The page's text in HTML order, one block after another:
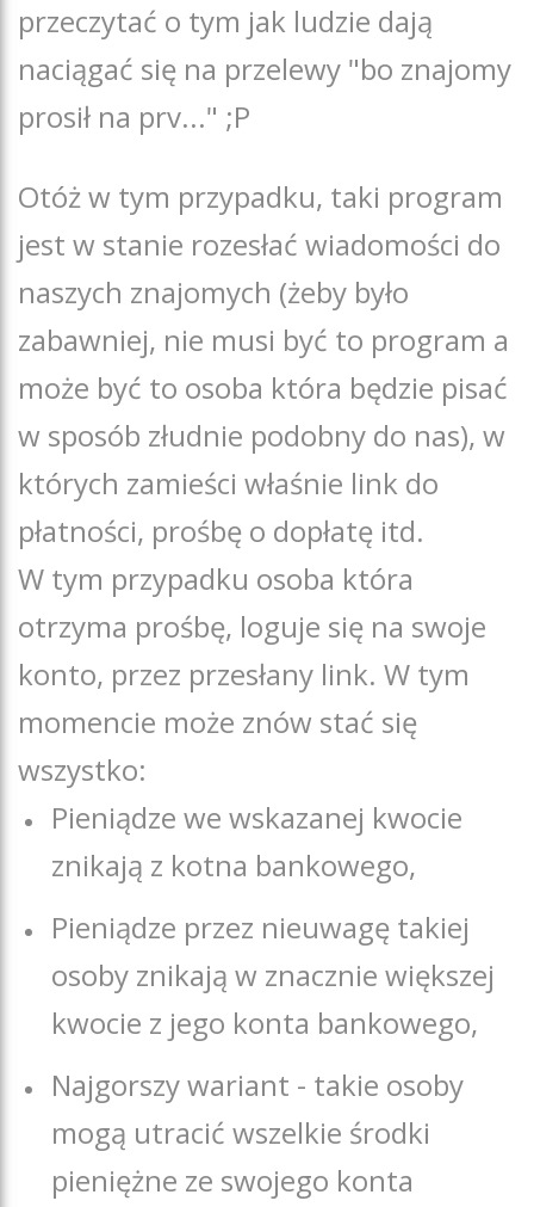
przeczytać o tym jak ludzie dają
naciągać się na przelewy "bo znajomy
prosił na prv..." ;P
Otóż w tym przypadku, taki program
jest w stanie rozesłać wiadomości do
naszych znajomych (żeby było
zabawniej, nie musi być to program a
może być to osoba która będzie pisać
w sposób złudnie podobny do nas), w
których zamieści właśnie link do
płatności, prośbę o dopłatę itd.
W tym przypadku osoba która
otrzyma prośbę, loguje się na swoje
konto, przez przesłany link. W tym
momencie może znów stać się
wszystko:
Pieniądze we wskazanej kwocie
znikają z kotna bankowego,
Pieniądze przez nieuwagę takiej
osoby znikają w znacznie większej
kwocie z jego konta bankowego,
Najgorszy wariant - takie osoby
mogą utracić wszelkie środki
pieniężne ze swojego konta